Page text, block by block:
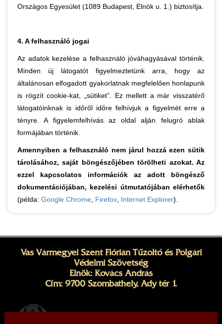
Országos Egyesület (1089 Budapest, Elnök u. 1.) biztosítja.
4. A felhasználó jogai
Az adatok kezelése a felhasználó jóváhagyásával történik.
Minden új látogatót figyelmeztetünk arra, hogy az
általánosan elfogadott gyakorlatnak megfelelően honlapunk
is rögzít cookie-kat, „sütiket”. Ez mellett a már visszatérő
látogatóinknak is időről időre felhívjuk a figyelmét erre a
tényre. A figyelemfelhívás az oldal alján felugró ablak
formájában történik.
Amennyiben a felhasználó nem járul hozzá ezen sütik
tárolásához, saját böngészőjében törölheti azokat. Az
ezzel kapcsolatos információk az adott böngésző
dokumentációjában, kezelési útmutatójában elérhetők
(példa: Google Chrome Firefox Internet Explorer).
Vas Vármegyei Szent Flórián Tűzoltó és Polgári
Védelmi Szövetség
Elnök: Kovács András
Cím: 9700 Szombathely, Ady tér 1.